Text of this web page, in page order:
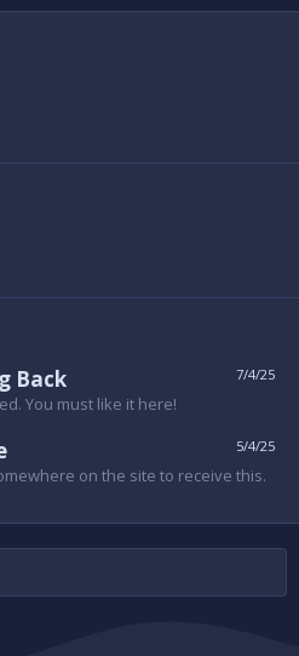
7/4/25
Back
You must like it here!
5/4/25
on the site to receive this.